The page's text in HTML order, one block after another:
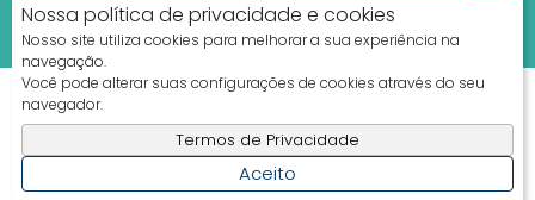
Nossa política de privacidade e cookies
Nosso site utiliza cookies para melhorar a sua experiência na
navegação.
Você pode alterar suas configurações de cookies através do seu
navegador.
Termos de Privacidade
Aceito
Apresenta.me ~ Plataforma Imobiliária
Copyright © 2026 ~ 0.0000s